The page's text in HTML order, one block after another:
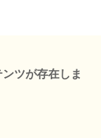
ツが存在しま